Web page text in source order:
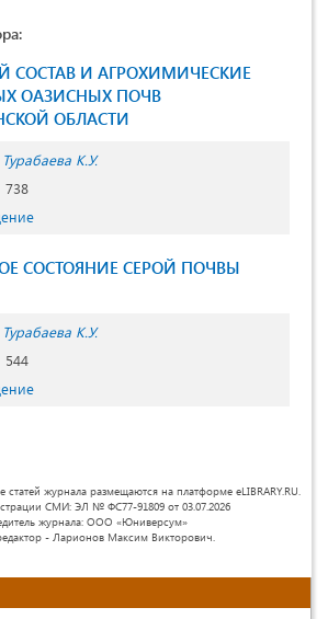
СОСТАВ И АГРОХИМИЧЕСКИЕ
ОАЗИСНЫХ ПОЧВ
ОБЛАСТИ
Турабаева К.У.
738
СОСТОЯНИЕ СЕРОЙ ПОЧВЫ
Турабаева К.У.
544
статей журнала размещаются на платформе eLIBRARY.RU.
СМИ: ЭЛ № ФС77-91809 от 03.07.2026
журнала: ООО «Юниверсум»
- Ларионов Максим Викторович.